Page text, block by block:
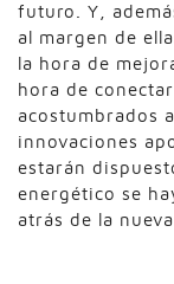
futuro. Y,
al margen de
la hora de
hora de
acostumbrados
innovaciones
estarán
energético se
atrás de la